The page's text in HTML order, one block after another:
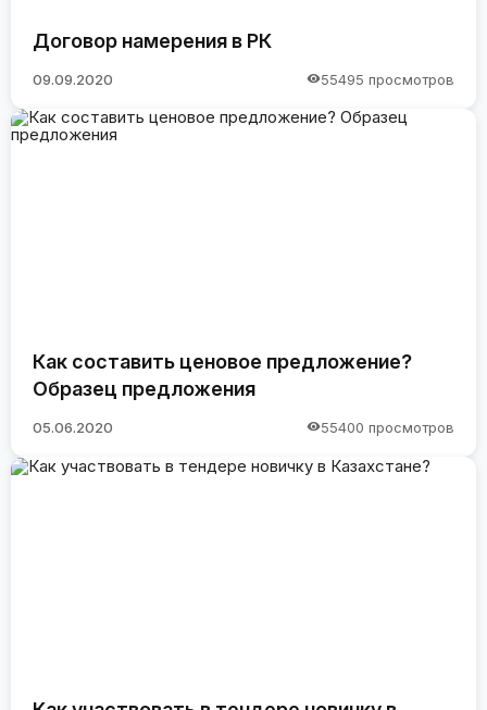
Договор намерения в РК
09.09.2020 55495 просмотров
Как составить ценовое предложение?
Образец предложения
05.06.2020 55400 просмотров